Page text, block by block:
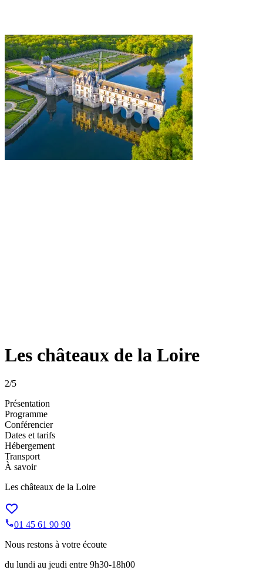
Les châteaux de la Loire
2/5
Présentation
Programme
Conférencier
Dates et tarifs
Hébergement
Transport
À savoir
Les châteaux de la Loire
01 45 61 90 90
Nous restons à votre écoute
du lundi au jeudi entre 9h30-18h00